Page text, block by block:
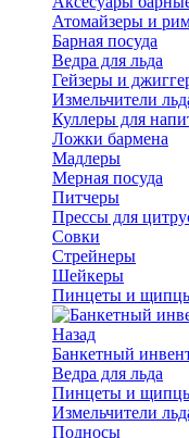
Атомайзеры и
Барная посуда
Ведра для льда
Гейзеры и
Измельчители
Куллеры для
Ложки бармена
Мадлеры
Мерная посуда
Питчеры
Прессы для
Совки
Стрейнеры
Шейкеры
Пинцеты и
Назад
Банкетный
Ведра для льда
Пинцеты и
Измельчители
Подносы